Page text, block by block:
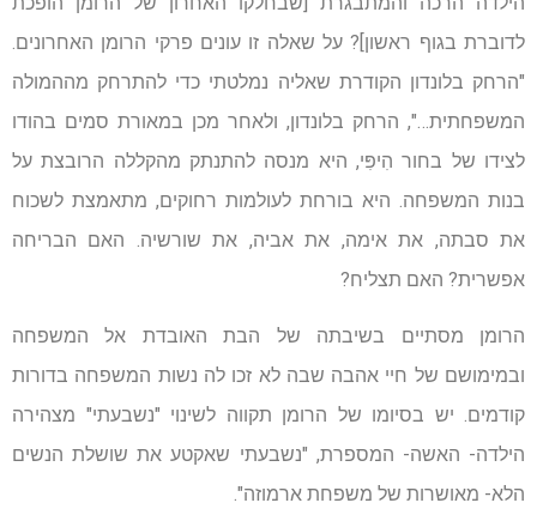
לדוברת בגוף ראשון]? על שאלה זו עונים פרקי הרומן האחרונים.
"הרחק בלונדון הקודרת שאליה נמלטתי כדי להתרחק מההמולה
המשפחתית…", הרחק בלונדון, ולאחר מכן במאורת סמים בהודו
לצידו של בחור הִיפִּי, היא מנסה להתנתק מהקללה הרובצת על
בנות המשפחה. היא בורחת לעולמות רחוקים, מתאמצת לשכוח
את סבתה, את אימה, את אביה, את שורשיה. האם הבריחה
אפשרית? האם תצליח?
הרומן מסתיים בשיבתה של הבת האובדת אל המשפחה
ובמימושם של חיי אהבה שבה לא זכו לה נשות המשפחה בדורות
קודמים. יש בסיומו של הרומן תקווה לשינוי "נשבעתי" מצהירה
הילדה- האשה- המספרת, "נשבעתי שאקטע את שושלת הנשים
הלא- מאושרות של משפחת ארמוזה".